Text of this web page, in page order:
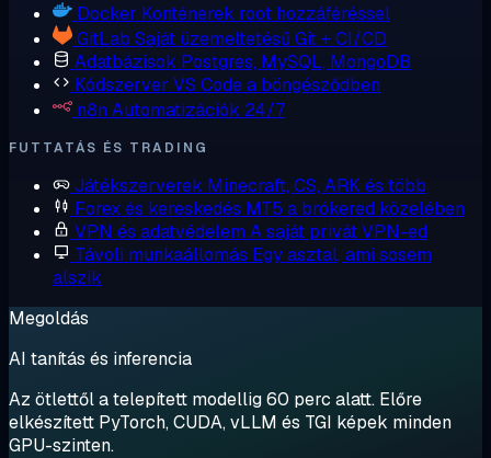
Docker Konténerek root hozzáféréssel
GitLab Saját üzemeltetésű Git + CI/CD
Adatbázisok Postgres, MySQL, MongoDB
Kódszerver VS Code a böngésződben
n8n Automatizációk 24/7
FUTTATÁS ÉS TRADING
Játékszerverek Minecraft, CS, ARK és több
Forex és kereskedés MT5 a brókered közelében
VPN és adatvédelem A saját privát VPN-ed
Távoli munkaállomás Egy asztal, ami sosem
alszik
Megoldás
AI tanítás és inferencia
Az ötlettől a telepített modellig 60 perc alatt. Előre
elkészített PyTorch, CUDA, vLLM és TGI képek minden
GPU-szinten.